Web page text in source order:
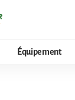
Équipement